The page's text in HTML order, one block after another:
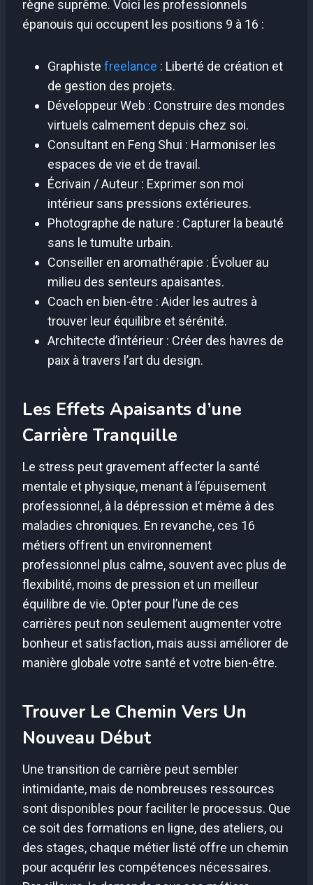
règne suprême. Voici les professionnels
épanouis qui occupent les positions 9 à 16 :
Graphiste freelance : Liberté de création et
de gestion des projets.
Développeur Web : Construire des mondes
virtuels calmement depuis chez soi.
Consultant en Feng Shui : Harmoniser les
espaces de vie et de travail.
Écrivain / Auteur : Exprimer son moi
intérieur sans pressions extérieures.
Photographe de nature : Capturer la beauté
sans le tumulte urbain.
Conseiller en aromathérapie : Évoluer au
milieu des senteurs apaisantes.
Coach en bien-être : Aider les autres à
trouver leur équilibre et sérénité.
Architecte d’intérieur : Créer des havres de
paix à travers l’art du design.
Les Effets Apaisants d’une
Carrière Tranquille
Le stress peut gravement affecter la santé
mentale et physique, menant à l’épuisement
professionnel, à la dépression et même à des
maladies chroniques. En revanche, ces 16
métiers offrent un environnement
professionnel plus calme, souvent avec plus de
flexibilité, moins de pression et un meilleur
équilibre de vie. Opter pour l’une de ces
carrières peut non seulement augmenter votre
bonheur et satisfaction, mais aussi améliorer de
manière globale votre santé et votre bien-être.
Trouver Le Chemin Vers Un
Nouveau Début
Une transition de carrière peut sembler
intimidante, mais de nombreuses ressources
sont disponibles pour faciliter le processus. Que
ce soit des formations en ligne, des ateliers, ou
des stages, chaque métier listé offre un chemin
pour acquérir les compétences nécessaires.